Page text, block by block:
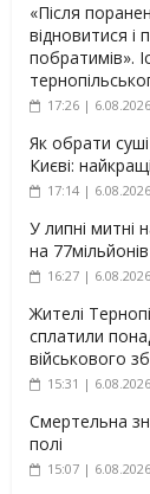
«Після
відновитися і
побратимів».
17:26 | 6.08.2026
Як обрати
Києві:
17:14 | 6.08.2026
У липні митні
на
16:27 | 6.08.2026
Жителі
сплатили
військового
15:31 | 6.08.2026
Смертельна
полі
15:07 | 6.08.2026